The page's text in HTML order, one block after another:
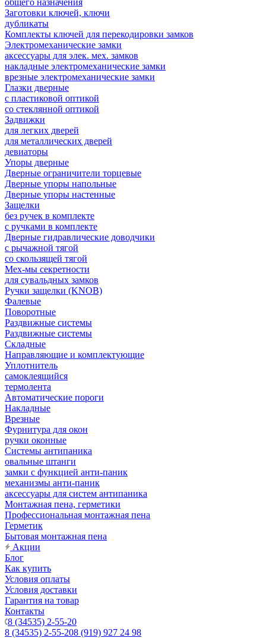
общего назначения
Заготовки ключей, ключи
дубликаты
Комплекты ключей для перекодировки замков
Электромеханические замки
аксессуары для элек. мех. замков
накладные электромеханические замки
врезные электромеханические замки
Глазки дверные
с пластиковой оптикой
со стеклянной оптикой
Задвижки
для легких дверей
для металлических дверей
девиаторы
Упоры дверные
Дверные ограничители торцевые
Дверные упоры напольные
Дверные упоры настенные
Защелки
без ручек в комплекте
с ручками в комплекте
Дверные гидравлические доводчики
с рычажной тягой
со скользящей тягой
Мех-мы секретности
для сувальдных замков
Ручки защелки (KNOB)
Фалевые
Поворотные
Раздвижные системы
Раздвижные системы
Складные
Направляющие и комплектующие
Уплотнитель
самоклеящийся
термолента
Автоматические пороги
Накладные
Врезные
Фурнитура для окон
ручки оконные
Системы антипаника
овальные штанги
замки с функцией анти-паник
механизмы анти-паник
аксессуары для систем антипаника
Монтажная пена, герметики
Профессиональная монтажная пена
Герметик
Бытовая монтажная пена
Акции
Блог
Как купить
Условия оплаты
Условия доставки
Гарантия на товар
Контакты
8 (34535) 2-55-20
8 (34535) 2-55-208 (919) 927 24 98